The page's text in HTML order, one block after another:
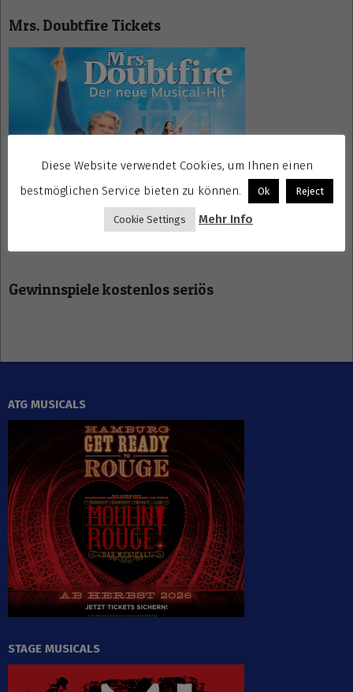
Mrs. Doubtfire Tickets
Gewinnspiele kostenlos seriös
ATG MUSICALS
STAGE MUSICALS
Diese Website verwendet Cookies, um Ihnen einen
bestmöglichen Service bieten zu können.
Ok Reject
Cookie Settings Mehr Info